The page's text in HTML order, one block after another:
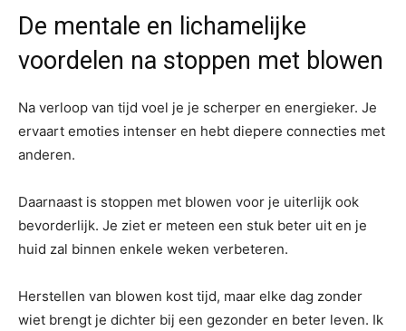
De mentale en lichamelijke
voordelen na stoppen met blowen
Na verloop van tijd voel je je scherper en energieker. Je
ervaart emoties intenser en hebt diepere connecties met
anderen.
Daarnaast is stoppen met blowen voor je uiterlijk ook
bevorderlijk. Je ziet er meteen een stuk beter uit en je
huid zal binnen enkele weken verbeteren.
Herstellen van blowen kost tijd, maar elke dag zonder
wiet brengt je dichter bij een gezonder en beter leven. Ik